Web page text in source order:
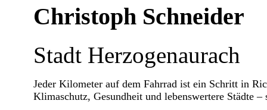
Christoph Schneider
Stadt Herzogenaurach
Jeder Kilometer auf dem Fahrrad ist ein Schritt in
Klimaschutz, Gesundheit und lebenswertere Städte